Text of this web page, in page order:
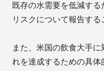
既存の水需要を低減す
リスクについて報告する
また、米国の飲食大手
れを達成するための具